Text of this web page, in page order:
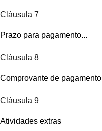
Cláusula 7
Prazo para pagamento...
Cláusula 8
Comprovante de pagamento
Cláusula 9
Atividades extras